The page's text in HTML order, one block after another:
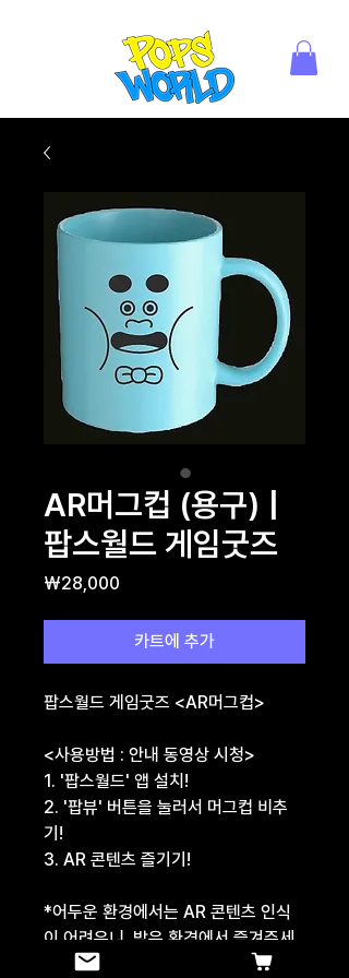
AR머그컵 (용구) |
팝스월드 게임굿즈
₩28,000
카트에 추가
팝스월드 게임굿즈 <AR머그컵>
<사용방법 : 안내 동영상 시청>
1. '팝스월드' 앱 설치!
2. '팝뷰' 버튼을 눌러서 머그컵 비추
기!
3. AR 콘텐츠 즐기기!
*어두운 환경에서는 AR 콘텐츠 인식
이 어려우니, 밝은 환경에서 즐겨주세